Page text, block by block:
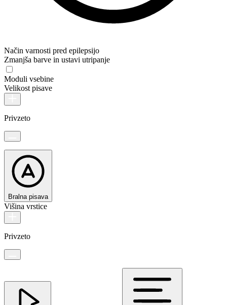
Način varnosti pred epilepsijo
Zmanjša barve in ustavi utripanje
Moduli vsebine
Velikost pisave
Privzeto
Bralna pisava
Višina vrstice
Privzeto